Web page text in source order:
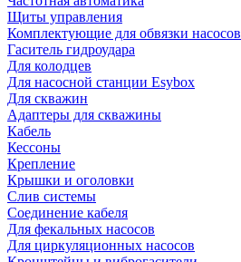
Щиты управления
Комплектующие для обвязки насосов
Гаситель гидроудара
Для колодцев
Для насосной станции Esybox
Для скважин
Адаптеры для скважины
Кабель
Кессоны
Крепление
Крышки и оголовки
Слив системы
Соединение кабеля
Для фекальных насосов
Для циркуляционных насосов